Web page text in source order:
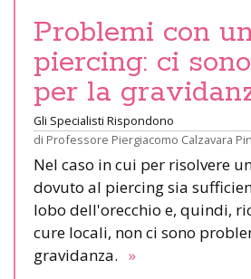
Problemi con
piercing: ci
per la
Gli Specialisti Rispondono
di Professore Piergiacomo Calzavara
Nel caso in cui per risolvere
dovuto al piercing sia
lobo dell'orecchio e, quindi,
cure locali, non ci sono
gravidanza. »